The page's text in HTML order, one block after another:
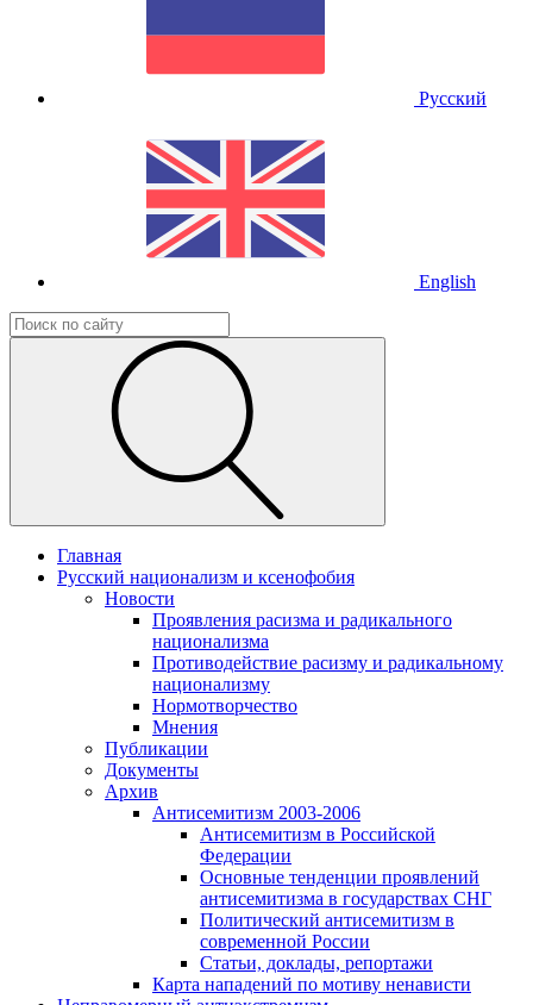
Русский
English
Главная
Русский национализм и ксенофобия
Новости
Проявления расизма и радикального
национализма
Противодействие расизму и радикальному
национализму
Нормотворчество
Мнения
Публикации
Документы
Архив
Антисемитизм 2003-2006
Антисемитизм в Российской
Федерации
Основные тенденции проявлений
антисемитизма в государствах СНГ
Политический антисемитизм в
современной России
Статьи, доклады, репортажи
Карта нападений по мотиву ненависти